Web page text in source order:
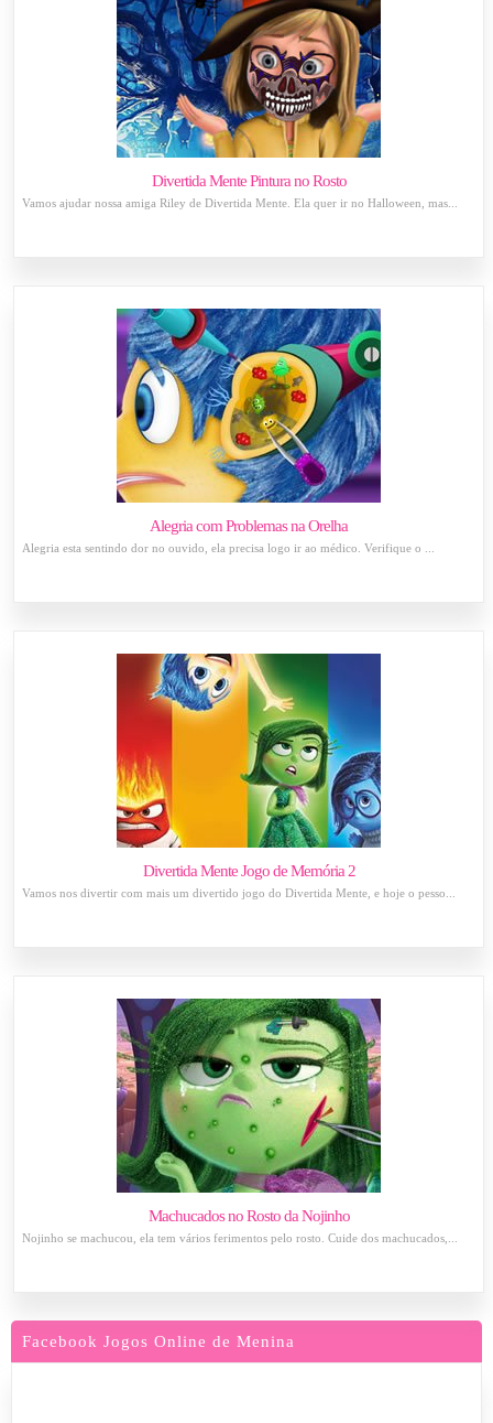
Divertida Mente Pintura no Rosto
Vamos ajudar nossa amiga Riley de Divertida Mente. Ela quer ir no Halloween, mas...
Alegria com Problemas na Orelha
Alegria esta sentindo dor no ouvido, ela precisa logo ir ao médico. Verifique o ...
Divertida Mente Jogo de Memória 2
Vamos nos divertir com mais um divertido jogo do Divertida Mente, e hoje o pesso...
Machucados no Rosto da Nojinho
Nojinho se machucou, ela tem vários ferimentos pelo rosto. Cuide dos machucados,...
Facebook Jogos Online de Menina